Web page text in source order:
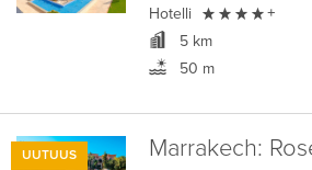
Hotelli  +
5 km
50 m
UUTUUS Marrakech: